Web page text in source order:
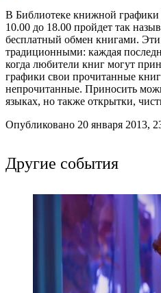
В Библиотеке книжной графики
10.00 до 18.00 пройдет так
бесплатный обмен книгами. Эти
традиционными: каждая
когда любители книг могут
графики свои прочитанные
непрочитанные. Приносить
языках, но также открытки,
Опубликовано 20 января 2013,
Другие события